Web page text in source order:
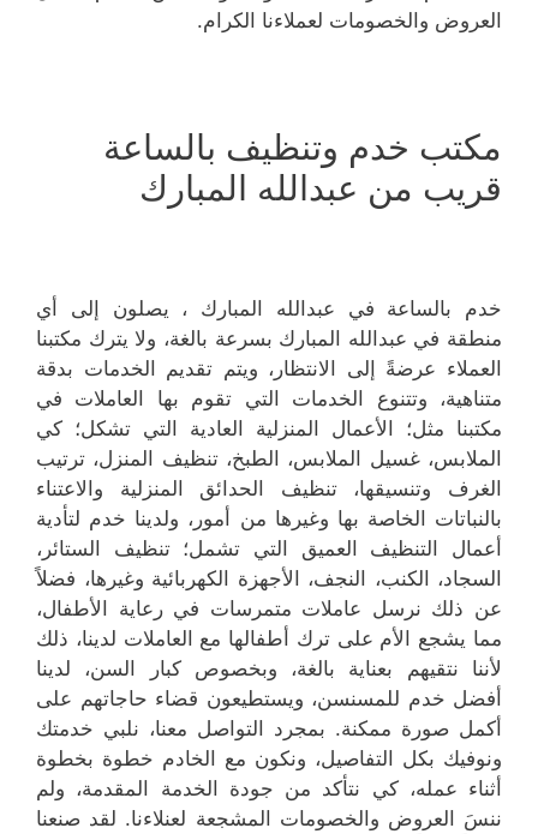
العروض والخصومات لعملاءنا الكرام.
مكتب خدم وتنظيف بالساعة
قريب من عبدالله المبارك
خدم بالساعة في عبدالله المبارك ، يصلون إلى أي
منطقة في عبدالله المبارك بسرعة بالغة، ولا يترك مكتبنا
العملاء عرضةً إلى الانتظار، ويتم تقديم الخدمات بدقة
متناهية، وتتنوع الخدمات التي تقوم بها العاملات في
مكتبنا مثل؛ الأعمال المنزلية العادية التي تشكل؛ كي
الملابس، غسيل الملابس، الطبخ، تنظيف المنزل، ترتيب
الغرف وتنسيقها، تنظيف الحدائق المنزلية والاعتناء
بالنباتات الخاصة بها وغيرها من أمور، ولدينا خدم لتأدية
أعمال التنظيف العميق التي تشمل؛ تنظيف الستائر،
السجاد، الكنب، النجف، الأجهزة الكهربائية وغيرها، فضلاً
عن ذلك نرسل عاملات متمرسات في رعاية الأطفال،
مما يشجع الأم على ترك أطفالها مع العاملات لدينا، ذلك
لأننا نتقيهم بعناية بالغة، وبخصوص كبار السن، لدينا
أفضل خدم للمسنسن، ويستطيعون قضاء حاجاتهم على
أكمل صورة ممكنة. بمجرد التواصل معنا، نلبي خدمتك
ونوفيك بكل التفاصيل، ونكون مع الخادم خطوة بخطوة
أثناء عمله، كي نتأكد من جودة الخدمة المقدمة، ولم
ننسَ العروض والخصومات المشجعة لعنلاءنا. لقد صنعنا